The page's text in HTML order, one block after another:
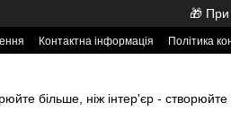
🎁 При
Контактна інформація Політика
більше, ніж інтер'єр - створюйте